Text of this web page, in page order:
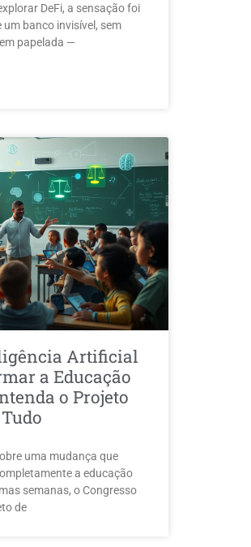
DeFi, a sensação foi
banco invisível, sem
papelada —
Artificial
a Educação
o Projeto
uma mudança que
a educação
semanas, o Congresso
de